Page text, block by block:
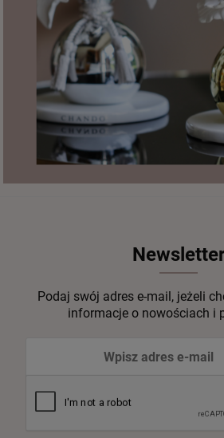
Podaj swój adres e-mail, jeżeli
informacje o nowościach i